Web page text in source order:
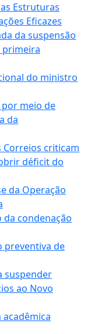
Estruturas
Eficazes
da suspensão
primeira
do ministro
meio de
da
criticam
déficit do
da Operação
da condenação
preventiva de
suspender
ao Novo
acadêmica